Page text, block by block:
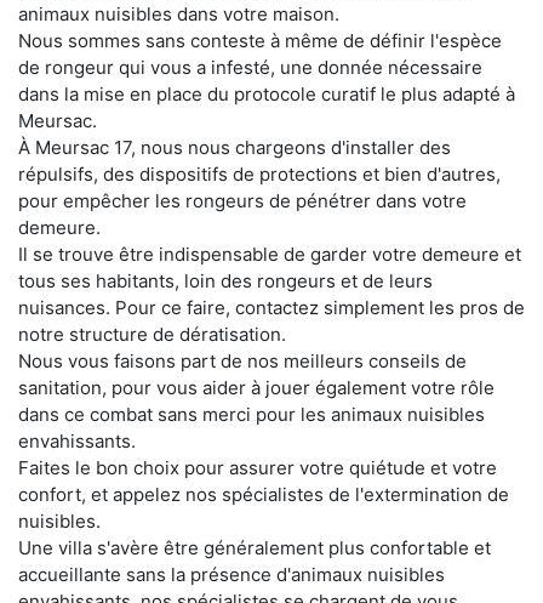
animaux nuisibles dans votre maison.
Nous sommes sans conteste à même de définir l'espèce
de rongeur qui vous a infesté, une donnée nécessaire
dans la mise en place du protocole curatif le plus adapté à
Meursac.
À Meursac 17, nous nous chargeons d'installer des
répulsifs, des dispositifs de protections et bien d'autres,
pour empêcher les rongeurs de pénétrer dans votre
demeure.
Il se trouve être indispensable de garder votre demeure et
tous ses habitants, loin des rongeurs et de leurs
nuisances. Pour ce faire, contactez simplement les pros de
notre structure de dératisation.
Nous vous faisons part de nos meilleurs conseils de
sanitation, pour vous aider à jouer également votre rôle
dans ce combat sans merci pour les animaux nuisibles
envahissants.
Faites le bon choix pour assurer votre quiétude et votre
confort, et appelez nos spécialistes de l'extermination de
nuisibles.
Une villa s'avère être généralement plus confortable et
accueillante sans la présence d'animaux nuisibles